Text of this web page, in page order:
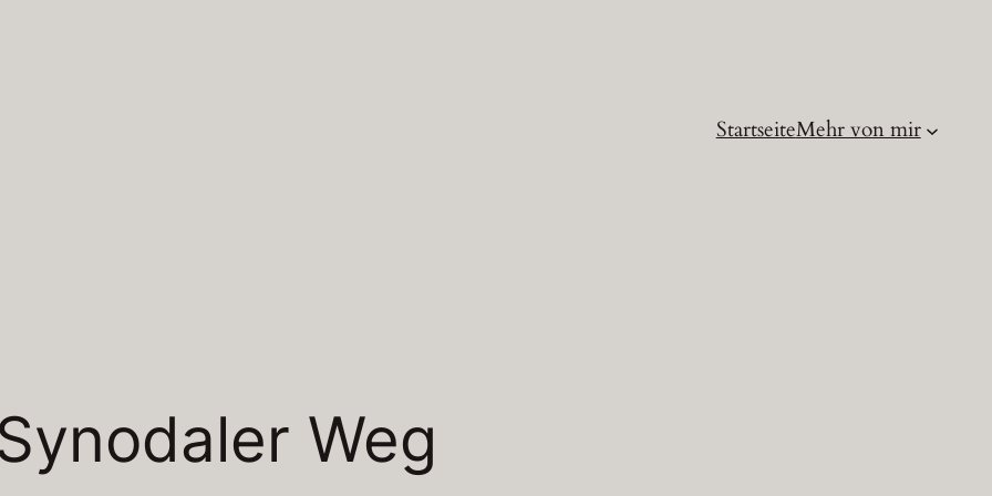
StartseiteMehr von mir
Weg